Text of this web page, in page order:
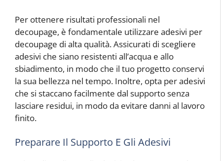
Per ottenere risultati professionali nel
decoupage, è fondamentale utilizzare adesivi per
decoupage di alta qualità. Assicurati di scegliere
adesivi che siano resistenti all’acqua e allo
sbiadimento, in modo che il tuo progetto conservi
la sua bellezza nel tempo. Inoltre, opta per adesivi
che si staccano facilmente dal supporto senza
lasciare residui, in modo da evitare danni al lavoro
finito.
Preparare Il Supporto E Gli Adesivi